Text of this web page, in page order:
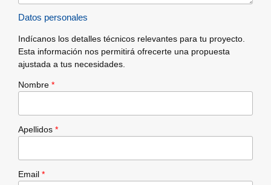
Datos personales
Indícanos los detalles técnicos relevantes para tu proyecto.
Esta información nos permitirá ofrecerte una propuesta
ajustada a tus necesidades.
Nombre *
Apellidos *
Email *